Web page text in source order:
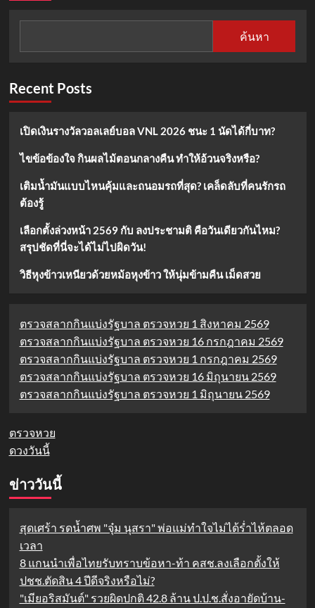
ค้นหา
Recent Posts
เปิดเงินรางวัลวอลเลย์บอล VNL 2026 ชนะ 1 นัดได้กี่บาท?
ไขข้อข้องใจ กินผลไม้ตอนกลางคืน ทำให้อ้วนจริงหรือ?
เติมน้ำมันแบบไหนคุ้มและถนอมรถที่สุด? เคล็ดลับที่คนรักรถ
ต้องรู้
เลือกตั้งล่วงหน้า 2569 กับ ลงประชามติ คือวันเดียวกันไหม?
สรุปชัดที่นี่จะได้ไม่ไปผิดวัน!
วิธีหุงข้าวเหนียวด้วยหม้อหุงข้าว ให้นุ่มข้ามคืน เม็ดสวย
ตรวจสลากกินแบ่งรัฐบาล ตรวจหวย 1 สิงหาคม 2569
ตรวจสลากกินแบ่งรัฐบาล ตรวจหวย 16 กรกฎาคม 2569
ตรวจสลากกินแบ่งรัฐบาล ตรวจหวย 1 กรกฎาคม 2569
ตรวจสลากกินแบ่งรัฐบาล ตรวจหวย 16 มิถุนายน 2569
ตรวจสลากกินแบ่งรัฐบาล ตรวจหวย 1 มิถุนายน 2569
ตรวจหวย
ดวงวันนี้
ข่าววันนี้
สุดเศร้า รดน้ำศพ "จุ๋ม นุสรา" พ่อแม่ทำใจไม่ได้ร่ำไห้ตลอด
เวลา
8 แกนนำเพื่อไทยรับทราบข้อหา-ท้า คสช.ลงเลือกตั้งให้
ปชช.ตัดสิน 4 ปีดีจริงหรือไม่?
"เมียอริสมันต์" รวยผิดปกติ 42.8 ล้าน ป.ป.ช.สั่งอายัดบ้าน-